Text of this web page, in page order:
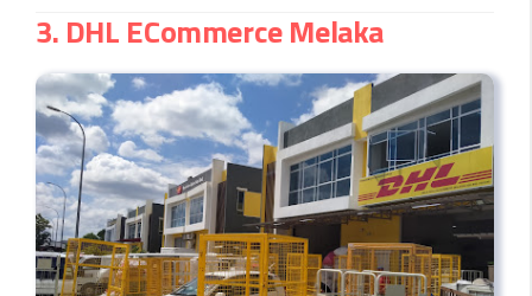
3. DHL ECommerce Melaka